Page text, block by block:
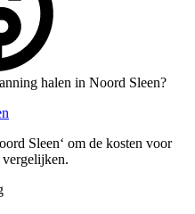
halen in Noord Sleen?
Sleen‘ om de kosten voor